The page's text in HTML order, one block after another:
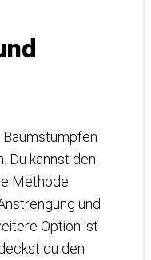
Du kannst den
Methode
und
Option ist
du den